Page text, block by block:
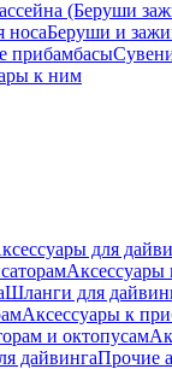
Беруши и
к ним
для
Аксессуары
Шланги для
Аксессуары к
Прочие